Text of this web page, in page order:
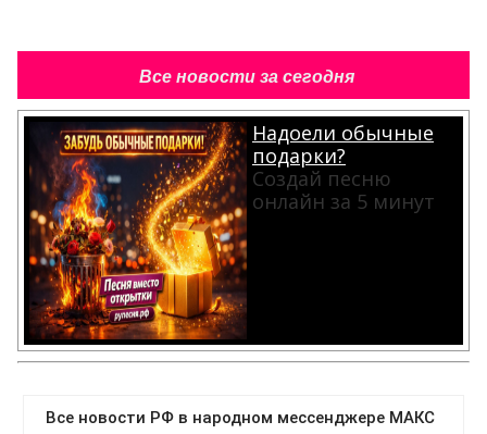
Все новости за сегодня
Надоели обычные
подарки?
Создай песню
онлайн за 5 минут